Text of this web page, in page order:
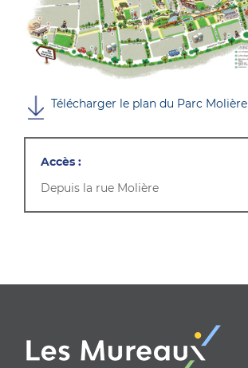
Télécharger le plan du Parc Molière
Accès :
Depuis la rue Molière